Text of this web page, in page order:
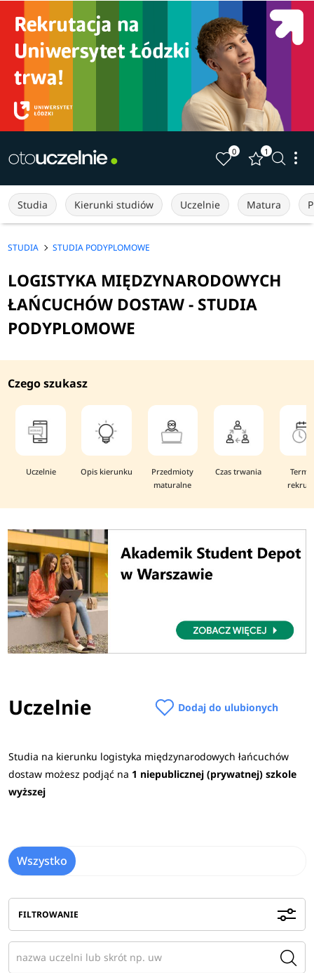
0 1
Studia Kierunki studiów Uczelnie Matura
STUDIA STUDIA PODYPLOMOWE
LOGISTYKA MIĘDZYNARODOWYCH
ŁAŃCUCHÓW DOSTAW - STUDIA
PODYPLOMOWE
Czego szukasz
Uczelnie Opis kierunku
Przedmioty
maturalne
Czas trwania
Uczelnie Dodaj do ulubionych
Studia na kierunku logistyka międzynarodowych łańcuchów
dostaw możesz podjąć na 1 niepublicznej (prywatnej) szkole
wyższej
Wszystko
FILTROWANIE